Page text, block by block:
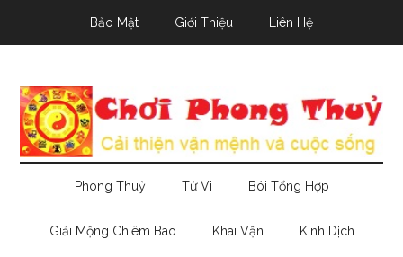
Bảo Mật Giới Thiệu Liên Hệ
Phong Thuỷ Tử Vi Bói Tổng Hợp
Giải Mộng Chiêm Bao Khai Vận Kinh Dịch